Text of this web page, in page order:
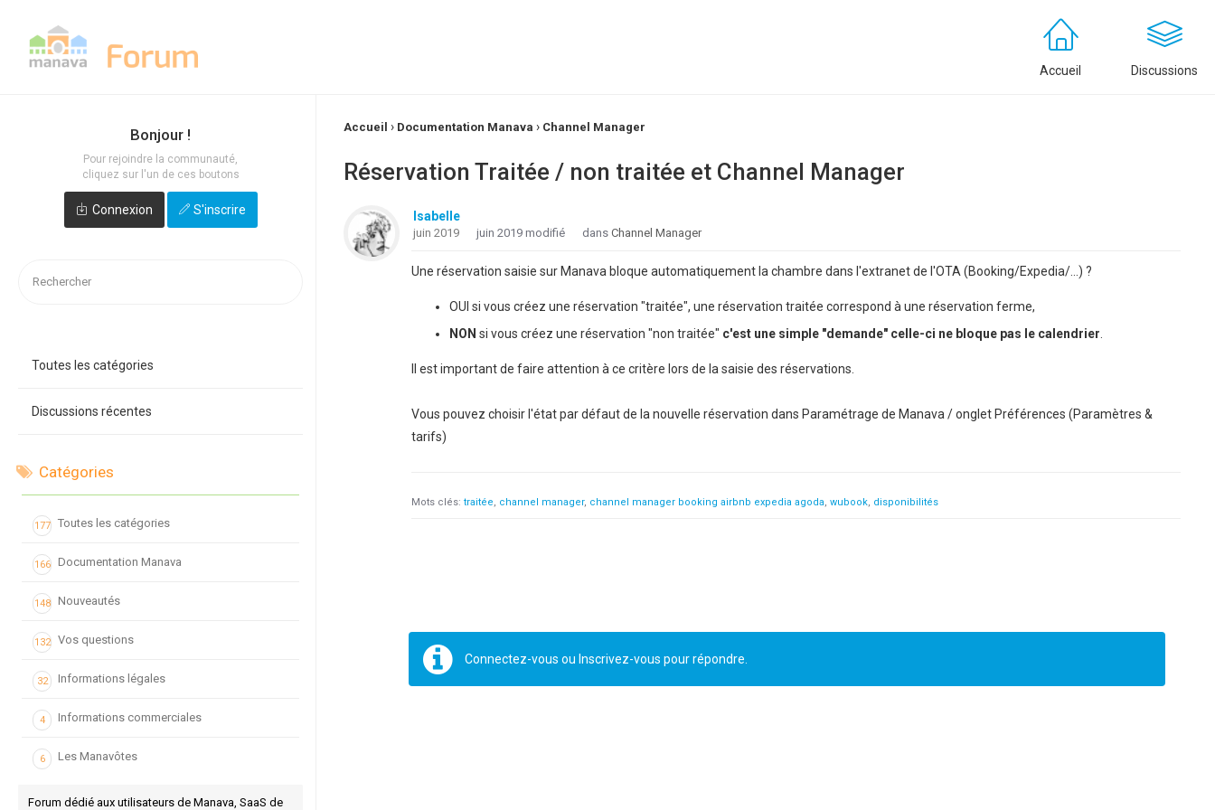
Accueil Discussions
Bonjour !
Pour rejoindre la communauté,
cliquez sur l'un de ces boutons
Connexion S'inscrire
Quick
Links
Toutes les catégories
Discussions récentes
Catégories
177 Toutes les catégories
166 Documentation Manava
148 Nouveautés
132 Vos questions
32 Informations légales
4 Informations commerciales
6 Les Manavôtes
Forum dédié aux utilisateurs de Manava, SaaS de
Accueil › Documentation Manava › Channel Manager
Réservation Traitée / non traitée et Channel Manager
Isabelle
juin 2019 juin 2019 modifié dans Channel Manager
Une réservation saisie sur Manava bloque automatiquement la chambre dans l'extranet de l'OTA (Booking/Expedia/...) ?
OUI si vous créez une réservation "traitée", une réservation traitée correspond à une réservation ferme,
NON si vous créez une réservation "non traitée" c'est une simple "demande" celle-ci ne bloque pas le calendrier
Il est important de faire attention à ce critère lors de la saisie des réservations.
Vous pouvez choisir l'état par défaut de la nouvelle réservation dans Paramétrage de Manava / onglet Préférences (Paramètres &
tarifs)
Mots clés: traitée channel manager channel manager booking airbnb expedia agoda wubook disponibilités
Connectez-vous ou Inscrivez-vous pour répondre.